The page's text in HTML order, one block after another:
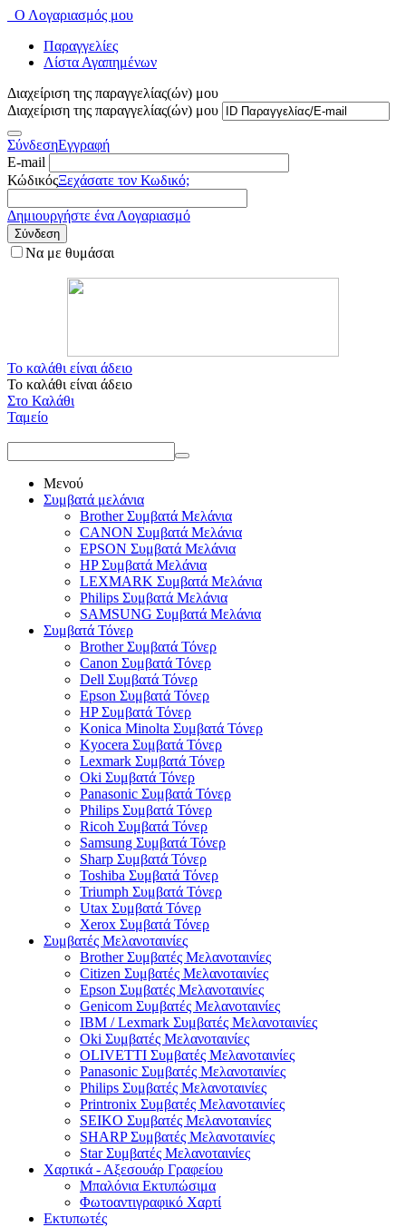
Ο Λογαριασμός μου
Παραγγελίες
Λίστα Αγαπημένων
Διαχείριση της παραγγελίας(ών) μου
Διαχείριση της παραγγελίας(ών) μου
ΣύνδεσηΕγγραφή
E-mail
ΚώδικόςΞεχάσατε τον Κωδικό;
Δημιουργήστε ένα Λογαριασμό
Σύνδεση
Να με θυμάσαι
Το καλάθι είναι άδειο
Το καλάθι είναι άδειο
Στο Καλάθι
Ταμείο
Μενού
Συμβατά μελάνια
Brother Συμβατά Μελάνια
CANON Συμβατά Μελάνια
EPSON Συμβατά Μελάνια
HP Συμβατά Μελάνια
LEXMARK Συμβατά Μελάνια
Philips Συμβατά Μελάνια
SAMSUNG Συμβατά Μελάνια
Συμβατά Τόνερ
Brother Συμβατά Τόνερ
Canon Συμβατά Τόνερ
Dell Συμβατά Τόνερ
Epson Συμβατά Τόνερ
HP Συμβατά Τόνερ
Konica Minolta Συμβατά Τόνερ
Kyocera Συμβατά Τόνερ
Lexmark Συμβατά Τόνερ
Oki Συμβατά Τόνερ
Panasonic Συμβατά Τόνερ
Philips Συμβατά Τόνερ
Ricoh Συμβατά Τόνερ
Samsung Συμβατά Τόνερ
Sharp Συμβατά Τόνερ
Toshiba Συμβατά Τόνερ
Triumph Συμβατά Τόνερ
Utax Συμβατά Τόνερ
Xerox Συμβατά Τόνερ
Συμβατές Μελανοταινίες
Brother Συμβατές Μελανοταινίες
Citizen Συμβατές Μελανοταινίες
Epson Συμβατές Μελανοταινίες
Genicom Συμβατές Μελανοταινίες
IBM / Lexmark Συμβατές Μελανοταινίες
Oki Συμβατές Μελανοταινίες
OLIVETTI Συμβατές Μελανοταινίες
Panasonic Συμβατές Μελανοταινίες
Philips Συμβατές Μελανοταινίες
Printronix Συμβατές Μελανοταινίες
SEIKO Συμβατές Μελανοταινίες
SHARP Συμβατές Μελανοταινίες
Star Συμβατές Μελανοταινίες
Χαρτικά - Αξεσουάρ Γραφείου
Μπαλόνια Εκτυπώσιμα
Φωτοαντιγραφικό Χαρτί
Εκτυπωτές